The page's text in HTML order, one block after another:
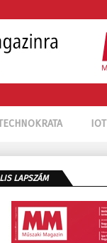
IOT
LAPSZÁM